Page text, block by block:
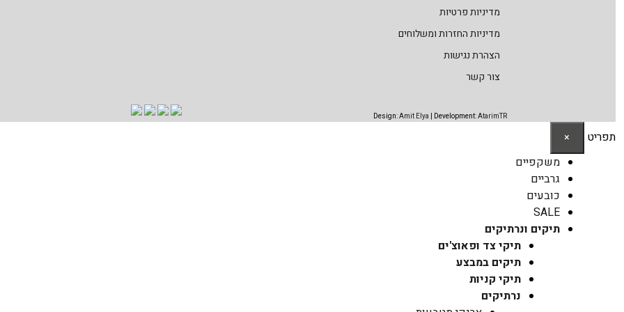
מדיניות פרטיות
מדיניות החזרות ומשלוחים
הצהרת נגישות
צור קשר
Design:Amit Elya | Development:AtarimTR
תפריט ×
משקפיים
גרביים
כובעים
SALE
תיקים ונרתיקים
תיקי צד ופאוצ'ים
תיקים במבצע
תיקי קניות
נרתיקים